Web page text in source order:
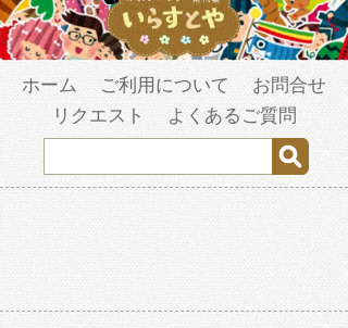
ホーム ご利用について
お問合せ
リクエスト
よくあるご質問